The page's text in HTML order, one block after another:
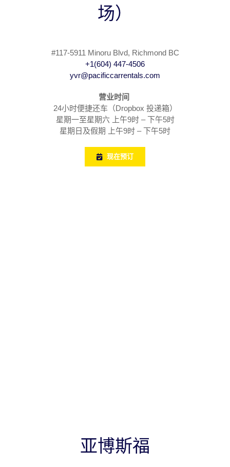
场）
#117-5911 Minoru Blvd, Richmond BC
+1(604) 447-4506
yvr@pacificcarrentals.com
营业时间
24小时便捷还车（Dropbox 投递箱）
星期一至星期六 上午9时 – 下午5时
星期日及假期 上午9时 – 下午5时
现在预订
亚博斯福